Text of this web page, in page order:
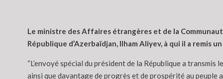
Le ministre des Affaires étrangères et de la
République d’Azerbaïdjan, Ilham Aliyev, à qui il a remis
“L’envoyé spécial du président de la République a
ainsi que davantage de progrès et de prospérité au peuple